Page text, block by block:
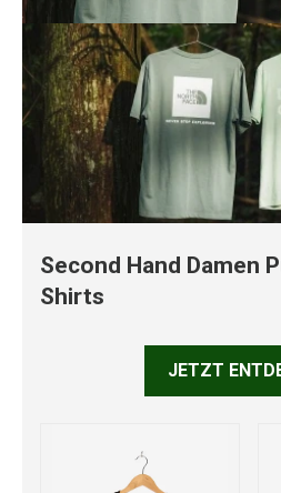
Second Hand Damen
Shirts
JETZT